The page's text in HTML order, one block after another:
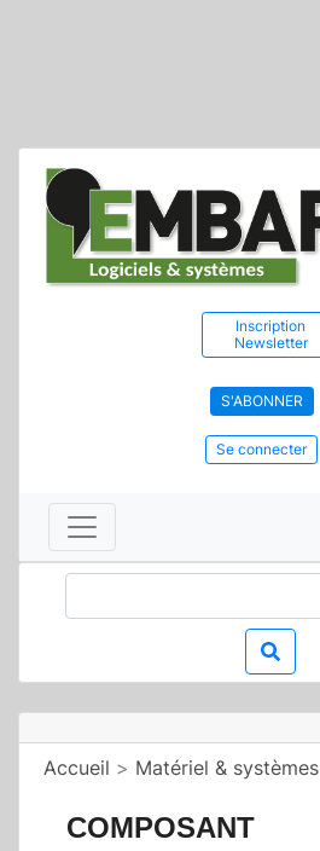
Inscription
Newsletter
S'ABONNER
Se connecter
Accueil > Matériel & systèmes
COMPOSANT